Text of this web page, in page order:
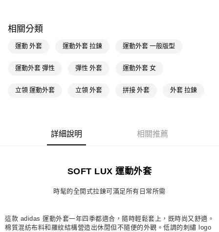
付款後全家取貨
每筆NT$80，滿NT$1,500(含以上)免運費
付款後萊爾富取貨
每筆NT$80，滿NT$1,500(含以上)免運費
每筆NT$80，滿NT$1,500(含以上)免運費
每筆NT$80，滿NT$1,500(含以上)免運費
相關分類
運動 外套 運動外套 拉鍊 運動外套 一般版型
運動外套 彈性 彈性 外套 運動外套 女
立領 運動外套 立領 外套 拼接 外套 外套 拉鍊
詳細說明 相關推薦
SOFT LUX 運動外套
時髦的全開式拉鍊可滿足所有日常所需
這款 adidas 運動外套一年四季都適合，隨時輕鬆套上，既時尚又舒適。
棉質混紡布料和羅紋結構營造出休閒但不隨便的外觀。低調的刺繡 logo